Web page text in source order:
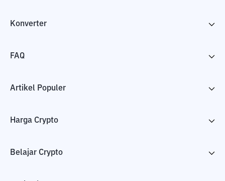
Konverter
FAQ
Artikel Populer
Harga Crypto
Belajar Crypto